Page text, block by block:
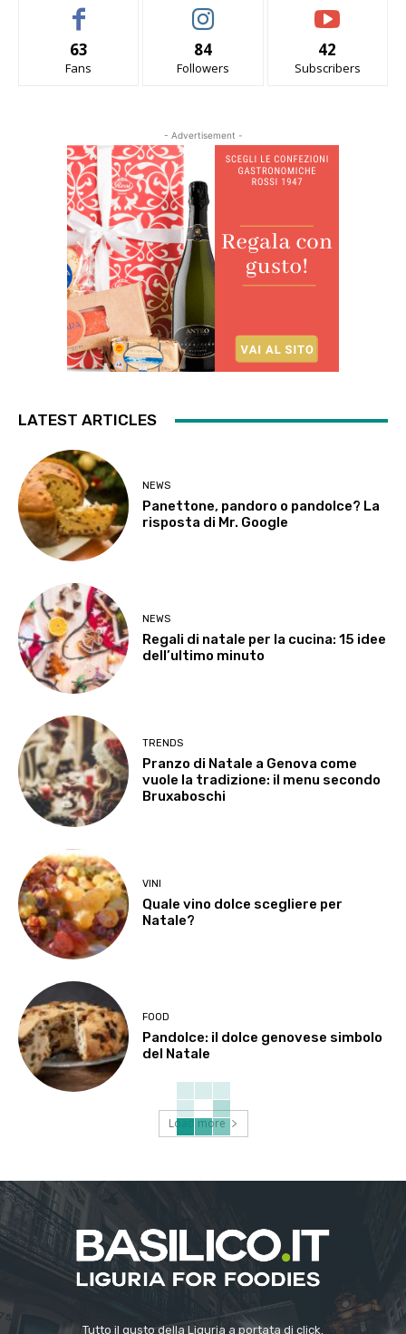
63
Fans
84
Followers
42
Subscribers
- Advertisement -
LATEST ARTICLES
NEWS
Panettone, pandoro o pandolce? La
risposta di Mr. Google
NEWS
Regali di natale per la cucina: 15 idee
dell’ultimo minuto
TRENDS
Pranzo di Natale a Genova come
vuole la tradizione: il menu secondo
Bruxaboschi
VINI
Quale vino dolce scegliere per
Natale?
FOOD
Pandolce: il dolce genovese simbolo
del Natale
Load more
Tutto il gusto della Liguria a portata di click.